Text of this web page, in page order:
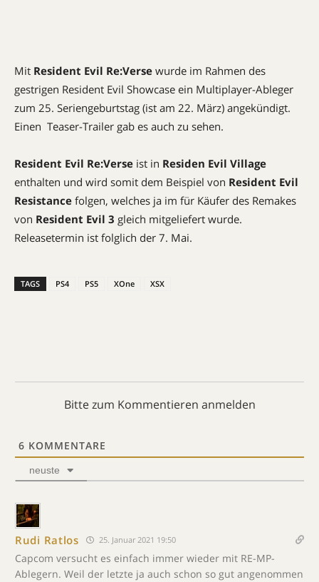
Mit Resident Evil Re:Verse wurde im Rahmen des
gestrigen Resident Evil Showcase ein Multiplayer-Ableger
zum 25. Seriengeburtstag (ist am 22. März) angekündigt.
Einen Teaser-Trailer gab es auch zu sehen.
Resident Evil Re:Verse ist in Residen Evil Village
enthalten und wird somit dem Beispiel von Resident Evil
Resistance folgen, welches ja im für Käufer des Remakes
von Resident Evil 3 gleich mitgeliefert wurde.
Releasetermin ist folglich der 7. Mai.
TAGS PS4 PS5 XOne XSX
Bitte zum Kommentieren anmelden
6 KOMMENTARE
neuste
Rudi Ratlos 25. Januar 2021 19:50
Capcom versucht es einfach immer wieder mit RE-MP-
Ablegern. Weil der letzte ja auch schon so gut angenommen